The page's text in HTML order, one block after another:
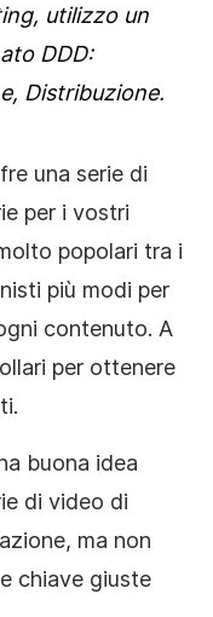
utilizzo un
DDD:
Distribuzione.
una serie di
per i vostri
popolari tra i
più modi per
contenuto. A
per ottenere
buona idea
di video di
ma non
chiave giuste